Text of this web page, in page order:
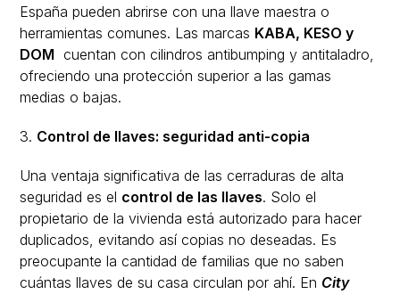
España pueden abrirse con una llave maestra o
herramientas comunes. Las marcas KABA, KESO y
DOM cuentan con cilindros antibumping y antitaladro,
ofreciendo una protección superior a las gamas
medias o bajas.
3. Control de llaves: seguridad anti-copia
Una ventaja significativa de las cerraduras de alta
seguridad es el control de las llaves. Solo el
propietario de la vivienda está autorizado para hacer
duplicados, evitando así copias no deseadas. Es
preocupante la cantidad de familias que no saben
cuántas llaves de su casa circulan por ahí. En City